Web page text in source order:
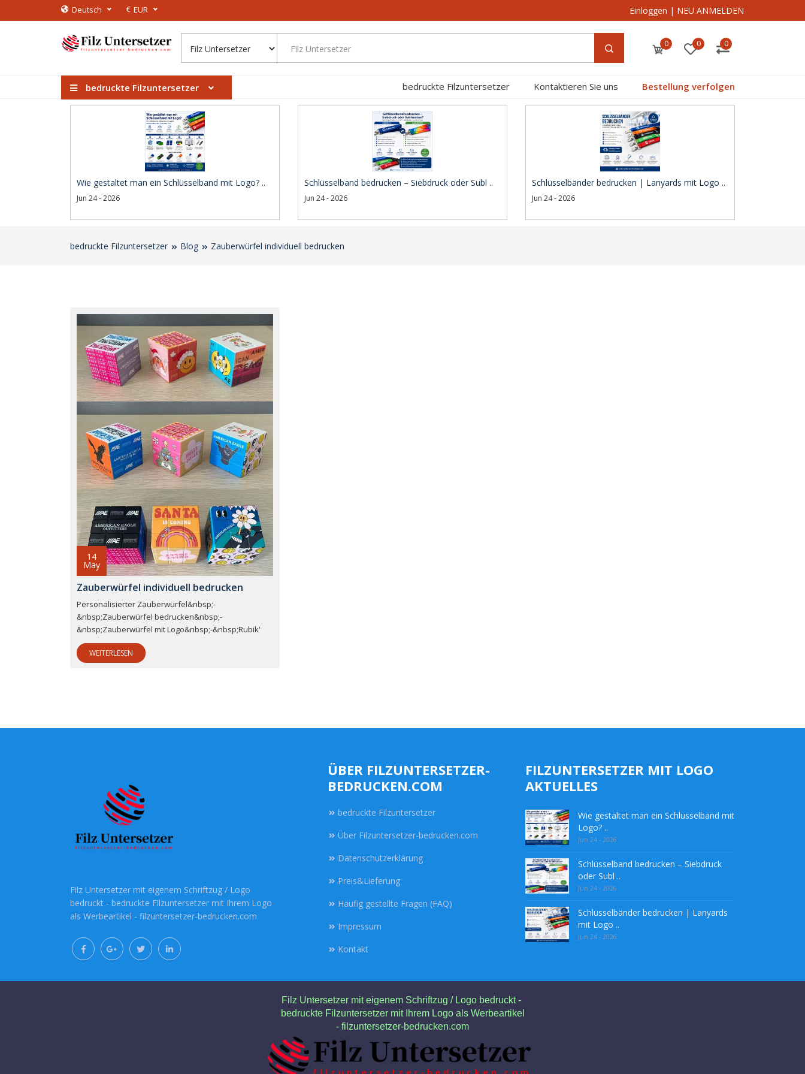
Deutsch € EUR Einloggen | NEU ANMELDEN
0 0 0
bedruckte Filzuntersetzer bedruckte Filzuntersetzer Kontaktieren Sie uns Bestellung verfolgen
Wie gestaltet man ein Schlüsselband mit Logo? ..
Jun 24 - 2026
Schlüsselband bedrucken – Siebdruck oder Subl ..
Jun 24 - 2026
Schlüsselbänder bedrucken | Lanyards mit Logo ..
Jun 24 - 2026
bedruckte Filzuntersetzer Blog Zauberwürfel individuell bedrucken
14
May
Zauberwürfel individuell bedrucken
Personalisierter Zauberwürfel&nbsp;-
&nbsp;Zauberwürfel bedrucken&nbsp;-
&nbsp;Zauberwürfel mit Logo&nbsp;-&nbsp;Rubik'
WEITERLESEN
Filz Untersetzer mit eigenem Schriftzug / Logo
bedruckt - bedruckte Filzuntersetzer mit Ihrem Logo
als Werbeartikel - filzuntersetzer-bedrucken.com
ÜBER FILZUNTERSETZER-
BEDRUCKEN.COM
bedruckte Filzuntersetzer
Über Filzuntersetzer-bedrucken.com
Datenschutzerklärung
Preis&Lieferung
Häufig gestellte Fragen (FAQ)
Impressum
Kontakt
FILZUNTERSETZER MIT LOGO
AKTUELLES
Wie gestaltet man ein Schlüsselband mit
Logo? ..
Jun 24 - 2026
Schlüsselband bedrucken – Siebdruck
oder Subl ..
Jun 24 - 2026
Schlüsselbänder bedrucken | Lanyards
mit Logo ..
Jun 24 - 2026
Filz Untersetzer mit eigenem Schriftzug / Logo bedruckt -
bedruckte Filzuntersetzer mit Ihrem Logo als Werbeartikel
- filzuntersetzer-bedrucken.com